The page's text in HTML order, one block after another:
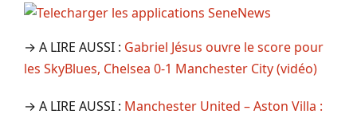
→ A LIRE AUSSI : Gabriel Jésus ouvre le score pour
les SkyBlues, Chelsea 0-1 Manchester City (vidéo)
→ A LIRE AUSSI : Manchester United – Aston Villa :